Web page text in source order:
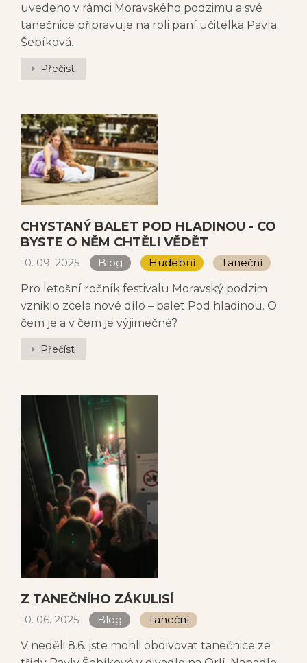
uvedeno v rámci Moravského podzimu a své
tanečnice připravuje na roli paní učitelka Pavla
Šebíková.
Přečíst
CHYSTANÝ BALET POD HLADINOU - CO
BYSTE O NĚM CHTĚLI VĚDĚT
10. 09. 2025 Blog Hudební
Taneční
Pro letošní ročník festivalu Moravský podzim
vzniklo zcela nové dílo – balet Pod hladinou. O
čem je a v čem je výjimečné?
Přečíst
Z TANEČNÍHO ZÁKULISÍ
10. 06. 2025 Blog
Taneční
V neděli 8.6. jste mohli obdivovat tanečnice ze